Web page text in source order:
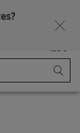
Tasche